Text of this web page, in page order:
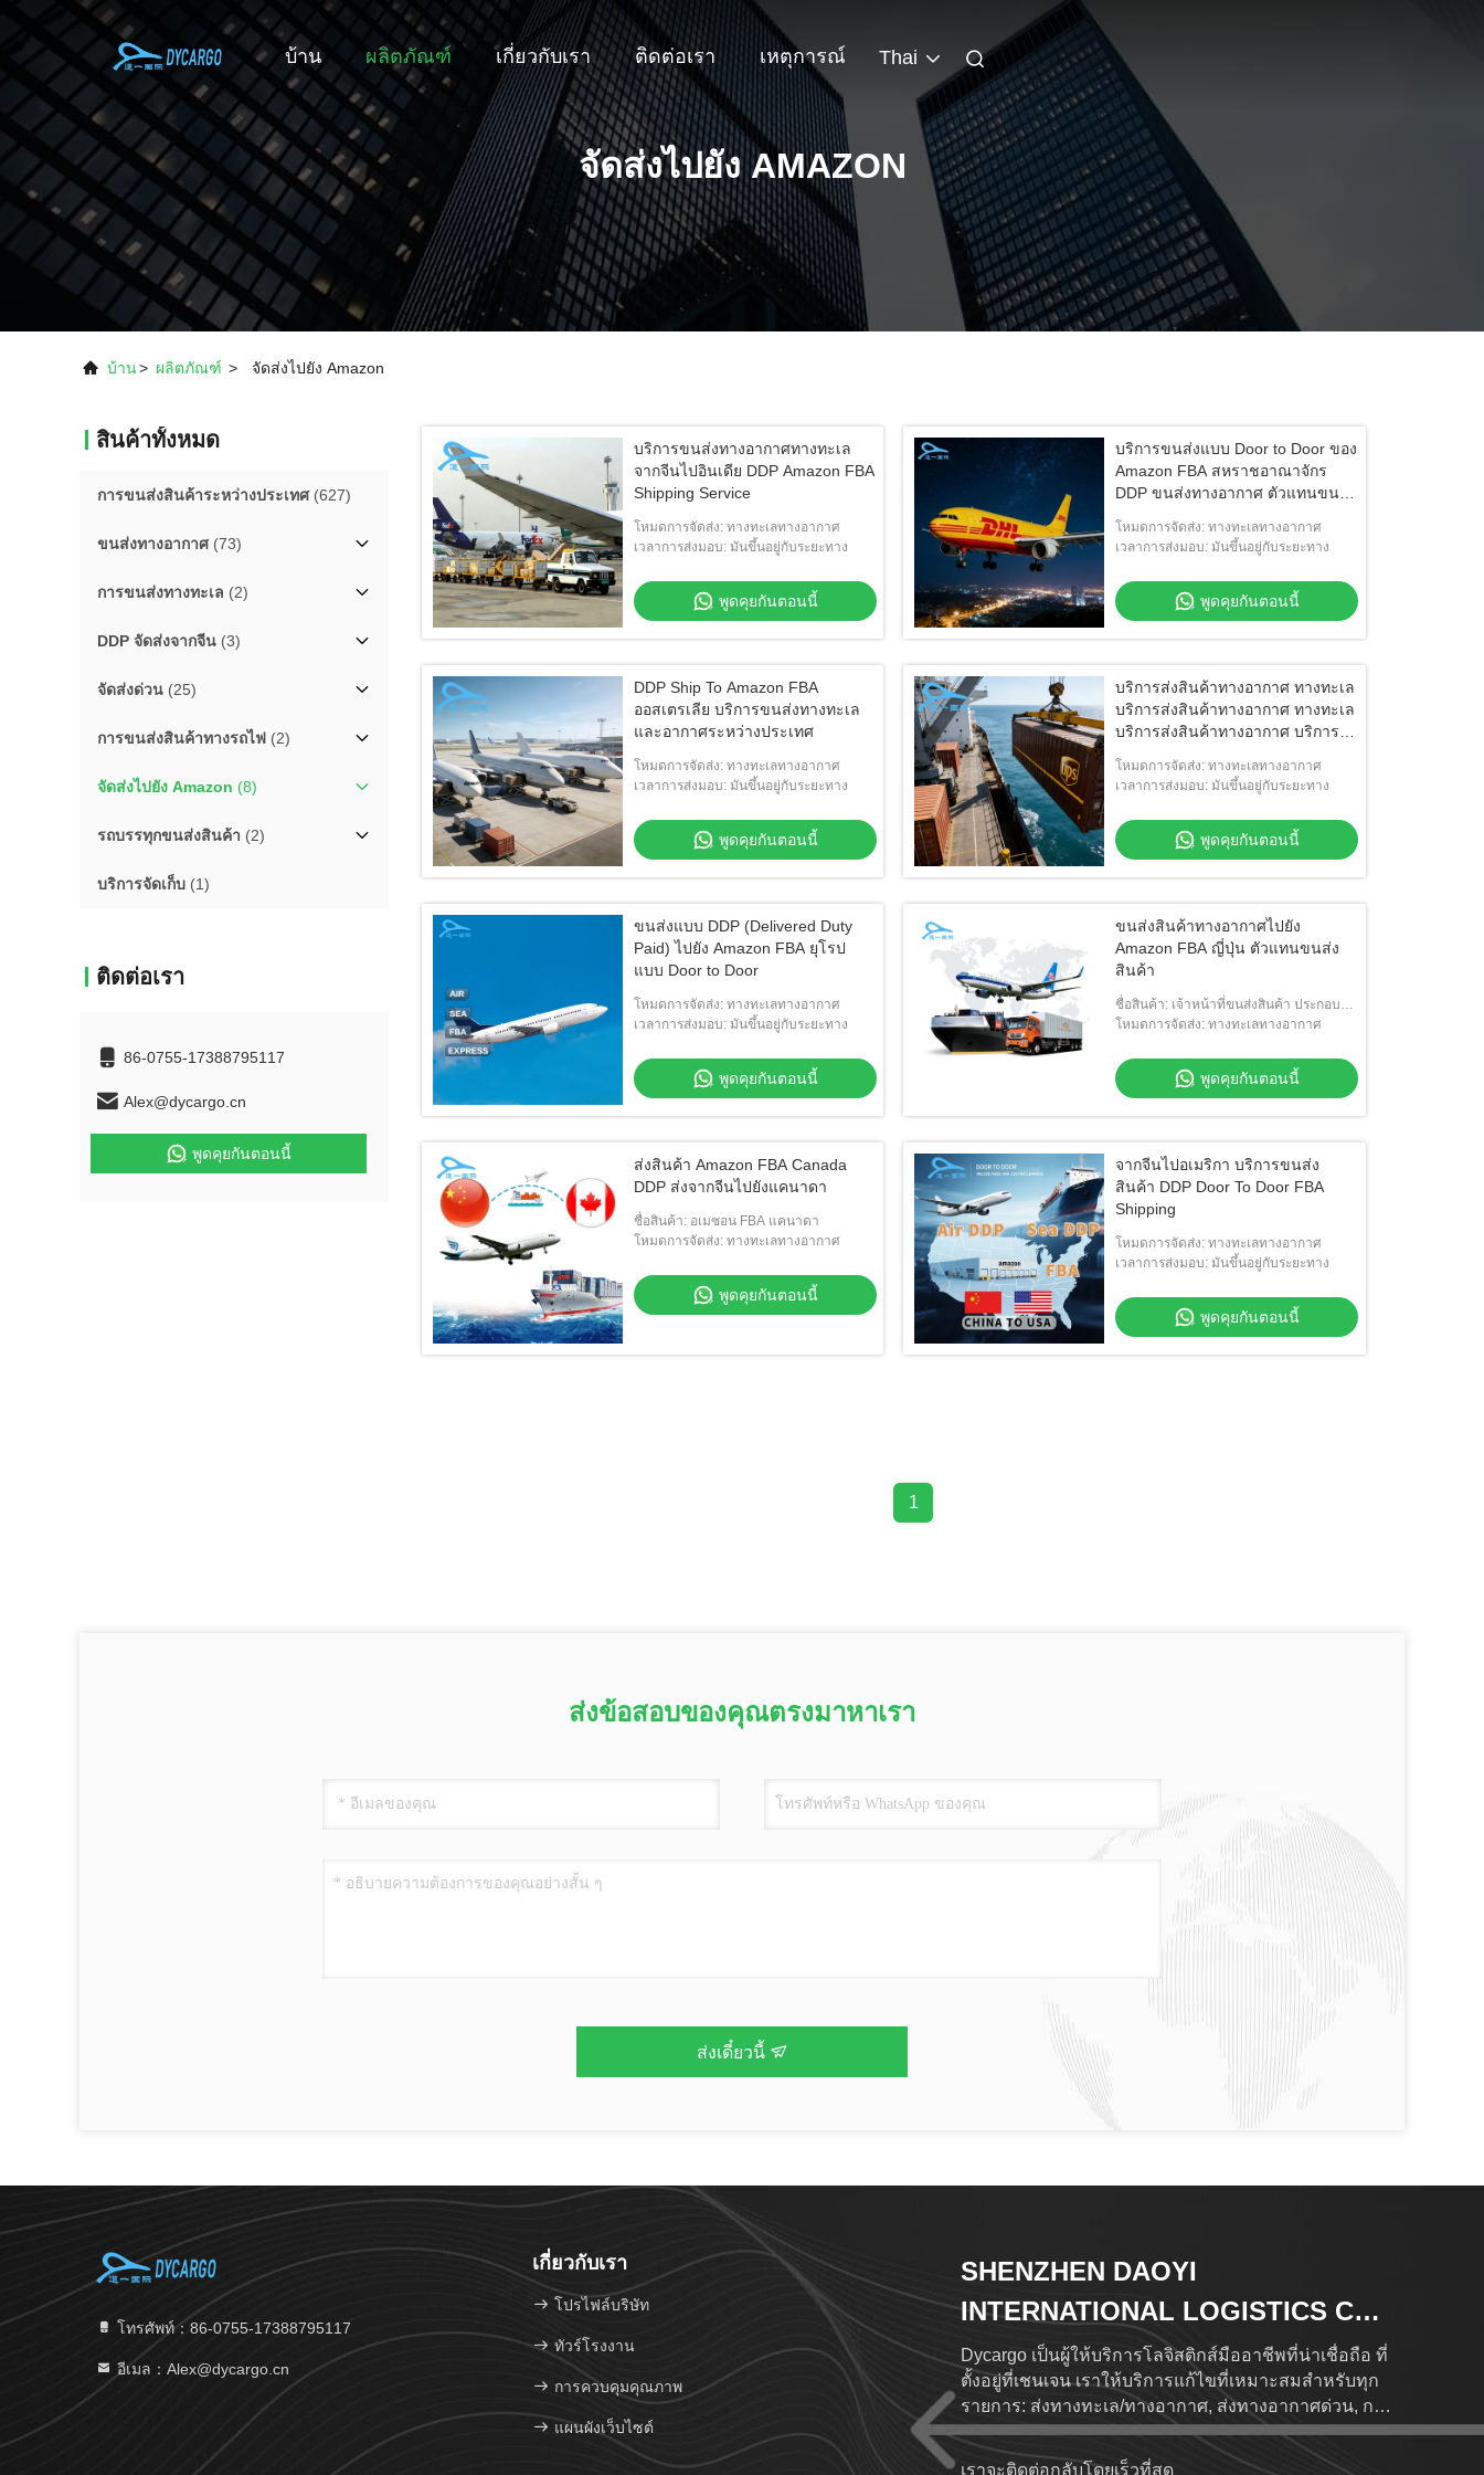
บ้าน ผลิตภัณฑ์ เกี่ยวกับเรา ติดต่อเรา เหตุการณ์ Thai
จัดส่งไปยัง AMAZON
บ้าน> ผลิตภัณฑ์ > จัดส่งไปยัง Amazon
สินค้าทั้งหมด
การขนส่งสินค้าระหว่างประเทศ(627)
ขนส่งทางอากาศ(73)
การขนส่งทางทะเล (2)
DDP จัดส่งจากจีน (3)
จัดส่งด่วน (25)
การขนส่งสินค้าทางรถไฟ (2)
จัดส่งไปยัง Amazon (8)
รถบรรทุกขนส่งสินค้า (2)
บริการจัดเก็บ (1)
ติดต่อเรา
86-0755-17388795117
Alex@dycargo.cn
พูดคุยกันตอนนี้
บริการขนส่งทางอากาศทางทะเล
จากจีนไปอินเดีย DDP Amazon FBA
Shipping Service
โหมดการจัดส่ง: ทางทะเลทางอากาศ
เวลาการส่งมอบ: มันขึ้นอยู่กับระยะทาง
พูดคุยกันตอนนี้
บริการขนส่งแบบ Door to Door ของ
Amazon FBA สหราชอาณาจักร
DDP ขนส่งทางอากาศ ตัวแทนขนส่ง
โหมดการจัดส่ง: ทางทะเลทางอากาศ
เวลาการส่งมอบ: มันขึ้นอยู่กับระยะทาง
พูดคุยกันตอนนี้
DDP Ship To Amazon FBA
ออสเตรเลีย บริการขนส่งทางทะเล
และอากาศระหว่างประเทศ
โหมดการจัดส่ง: ทางทะเลทางอากาศ
เวลาการส่งมอบ: มันขึ้นอยู่กับระยะทาง
พูดคุยกันตอนนี้
บริการส่งสินค้าทางอากาศ ทางทะเล
บริการส่งสินค้าทางอากาศ ทางทะเล
บริการส่งสินค้าทางอากาศ บริการส่ง
ทางทะเล บริการส่งสินค้าทางอากาศ
บริการส่งสินค้าทางอากาศ บริการส่ง
สินค้าทางอากาศ บริการส่งสินค้า
ทางอากาศ บริการส่งสินค้าทาง
อากาศ บริการส่งสินค้าทางอากาศ
สินค้าทางอากาศ
โหมดการจัดส่ง: ทางทะเลทางอากาศ
เวลาการส่งมอบ: มันขึ้นอยู่กับระยะทาง
พูดคุยกันตอนนี้
ขนส่งแบบ DDP (Delivered Duty
Paid) ไปยัง Amazon FBA ยุโรป
แบบ Door to Door
โหมดการจัดส่ง: ทางทะเลทางอากาศ
เวลาการส่งมอบ: มันขึ้นอยู่กับระยะทาง
พูดคุยกันตอนนี้
ขนส่งสินค้าทางอากาศไปยัง
Amazon FBA ญี่ปุ่น ตัวแทนขนส่ง
สินค้า
ชื่อสินค้า: เจ้าหน้าที่ขนส่งสินค้า ประกอบ
ประเทศจีน
โหมดการจัดส่ง: ทางทะเลทางอากาศ
พูดคุยกันตอนนี้
ส่งสินค้า Amazon FBA Canada
DDP ส่งจากจีนไปยังแคนาดา
ชื่อสินค้า: อเมซอน FBA แคนาดา
โหมดการจัดส่ง: ทางทะเลทางอากาศ
พูดคุยกันตอนนี้
จากจีนไปอเมริกา บริการขนส่ง
สินค้า DDP Door To Door FBA
Shipping
โหมดการจัดส่ง: ทางทะเลทางอากาศ
เวลาการส่งมอบ: มันขึ้นอยู่กับระยะทาง
พูดคุยกันตอนนี้
1
ส่งข้อสอบของคุณตรงมาหาเรา
ส่งเดี๋ยวนี้
โทรศัพท์：86-0755-17388795117
อีเมล：Alex@dycargo.cn
เกี่ยวกับเรา
โปรไฟล์บริษัท
ทัวร์โรงงาน
การควบคุมคุณภาพ
แผนผังเว็บไซต์
SHENZHEN DAOYI
INTERNATIONAL LOGISTICS CO.,
LTD.
Dycargo เป็นผู้ให้บริการโลจิสติกส์มืออาชีพที่น่าเชื่อถือ ที่
ตั้งอยู่ที่เชนเจน เราให้บริการแก้ไขที่เหมาะสมสําหรับทุก
รายการ: ส่งทางทะเล/ทางอากาศ, ส่งทางอากาศด่วน, การ
ชําระภาษีและการจัดเก็บสินค้าด้วยเครือข่ายโลกที่
ครอบคลุม 120+ ประเทศผ่าน 500+ ตัวแทนที่น่าเชื่อถือใน
เราจะติดต่อกลับโดยเร็วที่สุด